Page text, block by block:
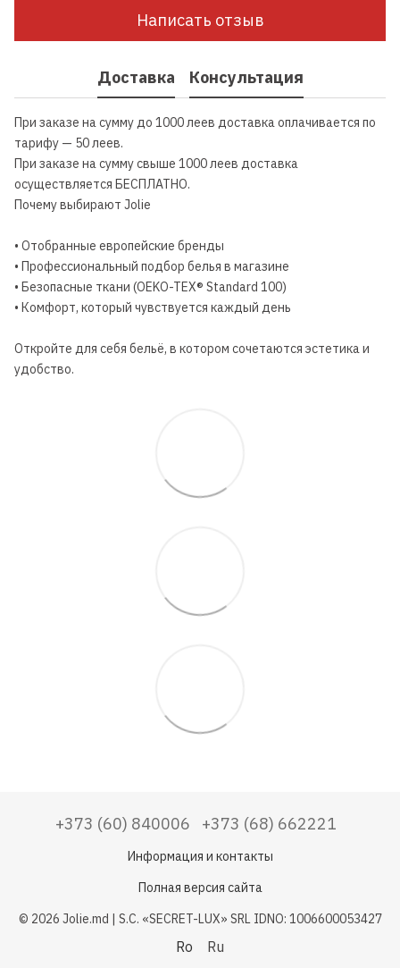
Написать отзыв
Доставка Консультация
При заказе на сумму до 1000 леев доставка оплачивается по
тарифу — 50 леев.
При заказе на сумму свыше 1000 леев доставка
осуществляется БЕСПЛАТНО.
Почему выбирают Jolie
• Отобранные европейские бренды
• Профессиональный подбор белья в магазине
• Безопасные ткани (OEKO-TEX® Standard 100)
• Комфорт, который чувствуется каждый день
Откройте для себя бельё, в котором сочетаются эстетика и
удобство.
+373 (60) 840006 +373 (68) 662221
Информация и контакты
Полная версия сайта
© 2026 Jolie.md | S.C. «SECRET-LUX» SRL IDNO: 1006600053427
Ro Ru